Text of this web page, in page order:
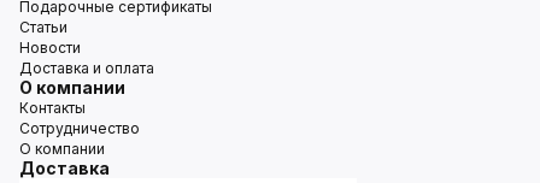
Подарочные сертификаты
Статьи
Новости
Доставка и оплата
О компании
Контакты
Сотрудничество
О компании
Доставка